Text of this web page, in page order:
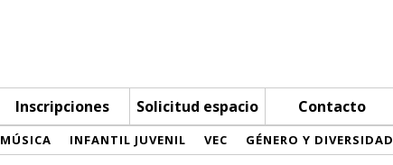
Inscripciones Solicitud espacio Contacto
MÚSICA INFANTIL JUVENIL VEC GÉNERO Y DIVERSIDAD